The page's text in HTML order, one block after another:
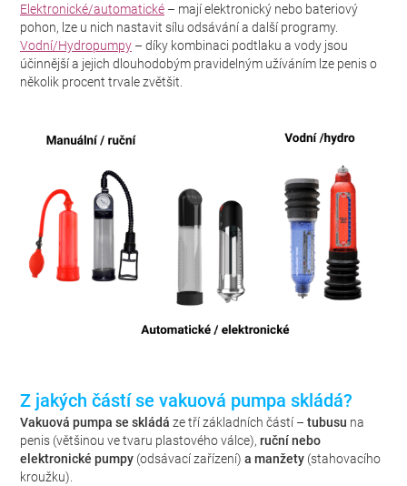
Elektronické/automatické – mají elektronický nebo bateriový
pohon, lze u nich nastavit sílu odsávání a další programy.
Vodní/Hydropumpy – díky kombinaci podtlaku a vody jsou
účinnější a jejich dlouhodobým pravidelným užíváním lze penis o
několik procent trvale zvětšit.
Z jakých částí se vakuová pumpa skládá?
Vakuová pumpa se skládá ze tří základních částí – tubusu na
penis (většinou ve tvaru plastového válce), ruční nebo
elektronické pumpy (odsávací zařízení) a manžety (stahovacího
kroužku).